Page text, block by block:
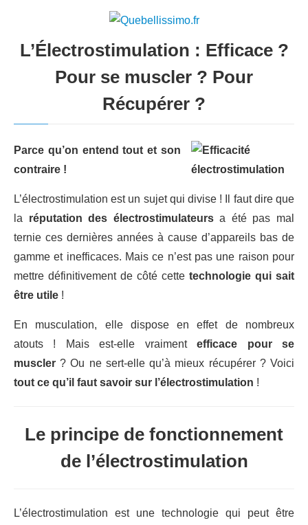
L’Électrostimulation : Efficace ?
Pour se muscler ? Pour
Récupérer ?
Parce qu’on entend tout et son
contraire !
L’électrostimulation est un sujet qui divise ! Il faut dire que
la réputation des électrostimulateursa été pas mal
ternie ces dernières années à cause d’appareils bas de
gamme et inefficaces. Mais ce n’est pas une raison pour
mettre définitivement de côté cette technologie qui sait
être utile !
En musculation, elle dispose en effet de nombreux
atouts ! Mais est-elle vraimentefficace pour se
muscler? Ou ne sert-elle qu’à mieux récupérer ? Voici
tout ce qu’il faut savoir sur l’électrostimulation !
Le principe de fonctionnement
de l’électrostimulation
L’électrostimulation est une technologie qui peut être